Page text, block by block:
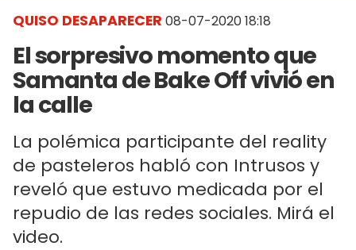
QUISO DESAPARECER 08-07-2020 18:18
El sorpresivo momento que
Samanta de Bake Off vivió en
la calle
La polémica participante del reality
de pasteleros habló con Intrusos y
reveló que estuvo medicada por el
repudio de las redes sociales. Mirá el
video.